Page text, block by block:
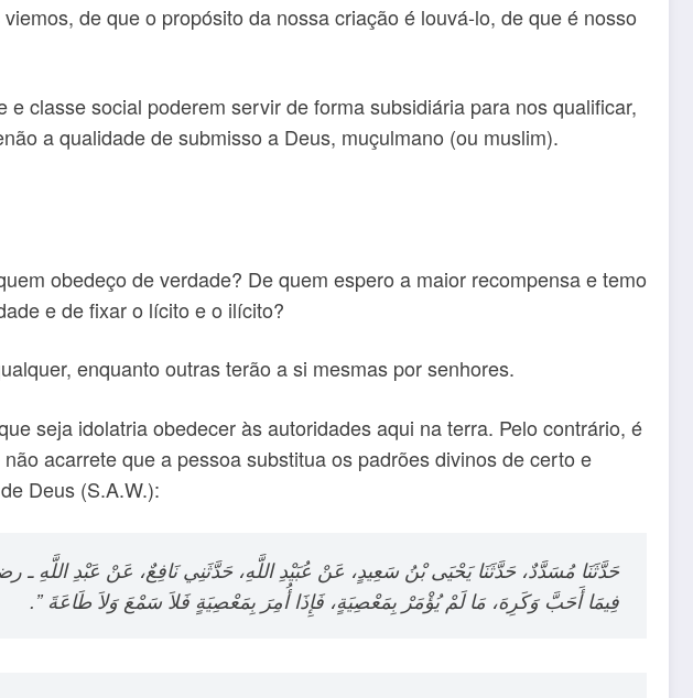
de que o propósito da nossa criação é louvá-lo, de que é nosso
classe social poderem servir de forma subsidiária para nos qualificar,
a qualidade de submisso a Deus, muçulmano (ou muslim).
obedeço de verdade? De quem espero a maior recompensa e temo
e de fixar o lícito e o ilícito?
enquanto outras terão a si mesmas por senhores.
seja idolatria obedecer às autoridades aqui na terra. Pelo contrário, é
acarrete que a pessoa substitua os padrões divinos de certo e
Deus (S.A.W.):
حَدَّثَنَا مُسَدَّدٌ، حَدَّثَنَا يَحْيَى بْنُ سَعِيدٍ، عَنْ عُبَيْدِ اللَّهِ، حَدَّثَنِي نَافِعٌ، عَنْ عَبْدِ اللَّهِ
فِيمَا أَحَبَّ وَكَرِهَ، مَا لَمْ يُؤْمَرْ بِمَعْصِيَةٍ، فَإِذَا أُمِرَ بِمَعْصِيَةٍ فَلاَ سَمْعَ وَلاَ طَاعَةَ ‏”‏‏.‏